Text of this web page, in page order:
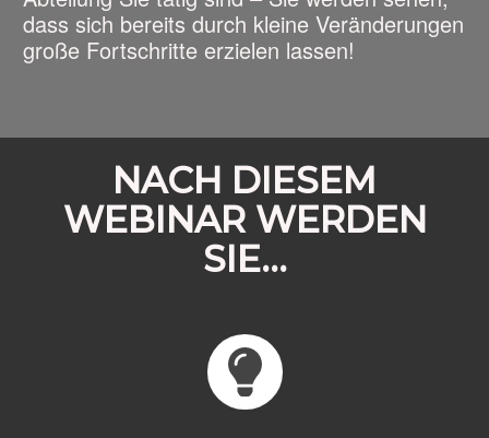
dass sich bereits durch kleine Veränderungen
große Fortschritte erzielen lassen!
NACH DIESEM
WEBINAR WERDEN
SIE...